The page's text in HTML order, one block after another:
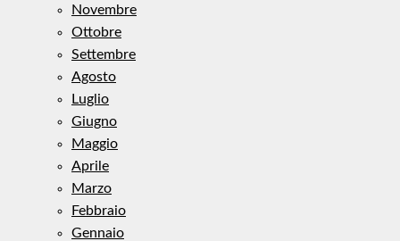
Novembre
Ottobre
Settembre
Agosto
Luglio
Giugno
Maggio
Aprile
Marzo
Febbraio
Gennaio